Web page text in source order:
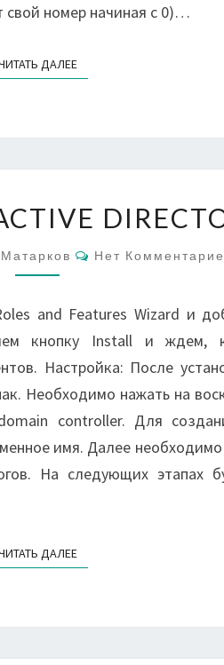
свой номер начиная с 0)…
ДАЛЕЕЧИТАТЬ ДАЛЕЕ
ACTIVE
Комментарии
Нет
and Features Wizard и
кнопку Install и ждем,
Настройка: После
Необходимо нажать на
controller. Для
имя. Далее необходимо
На следующих этапах
ДАЛЕЕЧИТАТЬ ДАЛЕЕ